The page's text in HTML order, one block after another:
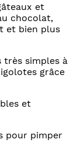
et
chocolat,
et bien plus
très simples à
grâce
et
pour pimper